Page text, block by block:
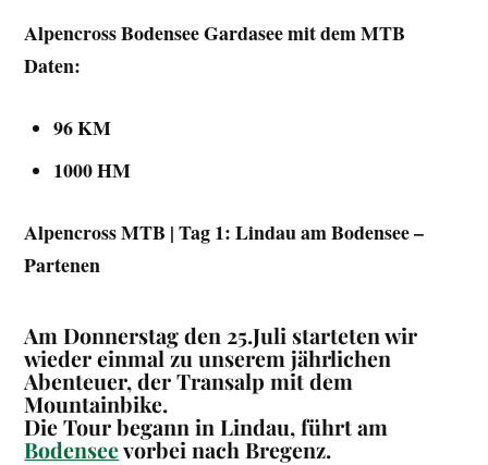
Alpencross Bodensee Gardasee mit dem MTB
Daten:
96 KM
1000 HM
Alpencross MTB | Tag 1: Lindau am Bodensee –
Partenen
Am Donnerstag den 25.Juli starteten wir
wieder einmal zu unserem jährlichen
Abenteuer, der Transalp mit dem
Mountainbike.
Die Tour begann in Lindau, führt am
Bodenseevorbei nach Bregenz.